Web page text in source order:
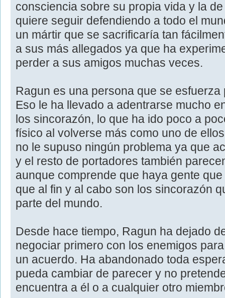
consciencia sobre su propia vida y la
quiere seguir defendiendo a todo el
un mártir que se sacrificaría tan
a sus más allegados ya que ha
perder a sus amigos muchas veces.
Ragun es una persona que se
Eso le ha llevado a adentrarse mucho
los sincorazón, lo que ha ido poco a
físico al volverse más como uno de
no le supuso ningún problema ya que
y el resto de portadores también
aunque comprende que haya gente
que al fin y al cabo son los sincorazón
parte del mundo.
Desde hace tiempo, Ragun ha dejado
negociar primero con los enemigos
un acuerdo. Ha abandonado toda
pueda cambiar de parecer y no
encuentra a él o a cualquier otro